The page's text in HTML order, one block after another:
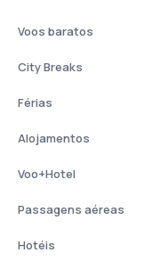
Voos baratos
City Breaks
Férias
Alojamentos
Voo+Hotel
Passagens aéreas
Hotéis